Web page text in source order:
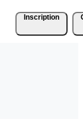
Inscription